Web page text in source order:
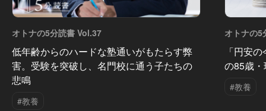
オトナの5分読書 Vol.37
低年齢からのハードな塾通いがもたらす弊
害。受験を突破し、名門校に通う子たちの
悲鳴
#教養
オトナの5
「円安
の85歳
#教養